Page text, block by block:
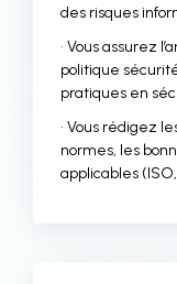
des risques
• Vous assurez
politique
pratiques en
• Vous rédigez
normes, les
applicables (ISO,